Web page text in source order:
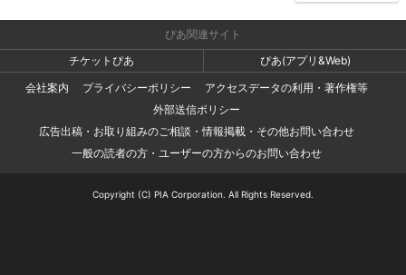
ぴあ関連サイト
チケットぴあ
ぴあ(アプリ&Web)
会社案内
プライバシーポリシー
アクセスデータの利用・著作権等
外部送信ポリシー
広告出稿・お取り組みのご相談・情報掲載・その他お問い合わせ
一般の読者の方・ユーザーの方からのお問い合わせ
Copyright (C) PIA Corporation. All Rights Reserved.